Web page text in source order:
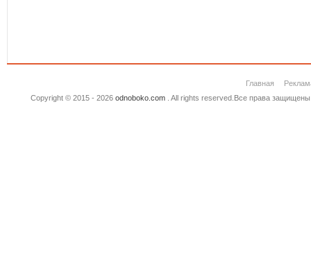
Главная
Copyright © 2015 - 2026 odnoboko.com. All rights reserved.Все права защищены.